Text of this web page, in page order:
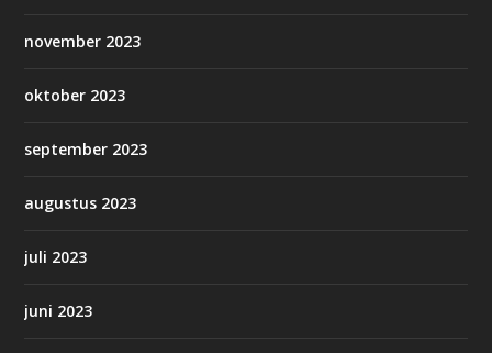
november 2023
oktober 2023
september 2023
augustus 2023
juli 2023
juni 2023